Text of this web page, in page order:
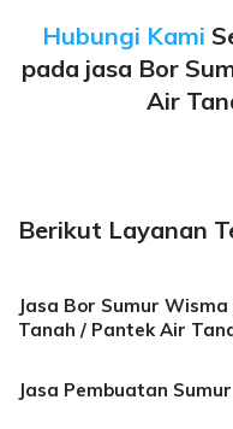
Hubungi Kami
pada jasa Bor
Air
Berikut Layanan
Jasa Bor Sumur
Tanah / Pantek Air
Jasa Pembuatan